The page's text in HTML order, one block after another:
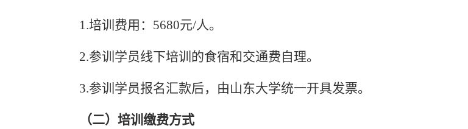
1.培训费用： 5680元/人。
2.参训学员线下培训的食宿和交通费自理。
3.参训学员报名汇款后，由山东大学统一开具发票。
（二）培训缴费方式